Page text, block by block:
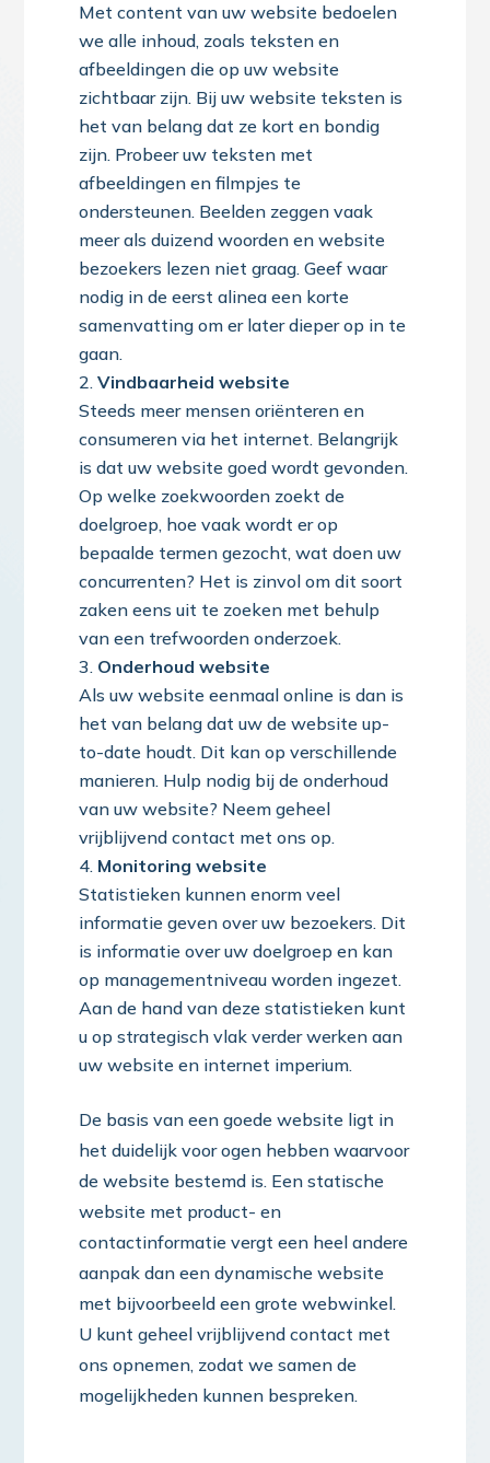
Met content van uw website bedoelen
we alle inhoud, zoals teksten en
afbeeldingen die op uw website
zichtbaar zijn. Bij uw website teksten is
het van belang dat ze kort en bondig
zijn. Probeer uw teksten met
afbeeldingen en filmpjes te
ondersteunen. Beelden zeggen vaak
meer als duizend woorden en website
bezoekers lezen niet graag. Geef waar
nodig in de eerst alinea een korte
samenvatting om er later dieper op in te
gaan.
Vindbaarheid website
Steeds meer mensen oriënteren en
consumeren via het internet. Belangrijk
is dat uw website goed wordt gevonden.
Op welke zoekwoorden zoekt de
doelgroep, hoe vaak wordt er op
bepaalde termen gezocht, wat doen uw
concurrenten? Het is zinvol om dit soort
zaken eens uit te zoeken met behulp
van een trefwoorden onderzoek.
Onderhoud website
Als uw website eenmaal online is dan is
het van belang dat uw de website up-
to-date houdt. Dit kan op verschillende
manieren. Hulp nodig bij de onderhoud
van uw website? Neem geheel
vrijblijvend contact met ons op.
Monitoring website
Statistieken kunnen enorm veel
informatie geven over uw bezoekers. Dit
is informatie over uw doelgroep en kan
op managementniveau worden ingezet.
Aan de hand van deze statistieken kunt
u op strategisch vlak verder werken aan
uw website en internet imperium.
De basis van een goede website ligt in
het duidelijk voor ogen hebben waarvoor
de website bestemd is. Een statische
website met product- en
contactinformatie vergt een heel andere
aanpak dan een dynamische website
met bijvoorbeeld een grote webwinkel.
U kunt geheel vrijblijvend contact met
ons opnemen, zodat we samen de
mogelijkheden kunnen bespreken.